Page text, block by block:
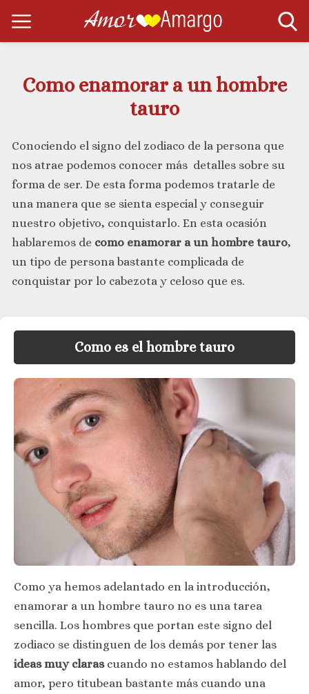
Como enamorar a un hombre
tauro
Conociendo el signo del zodiaco de la persona que
nos atrae podemos conocer más detalles sobre su
forma de ser. De esta forma podemos tratarle de
una manera que se sienta especial y conseguir
nuestro objetivo, conquistarlo. En esta ocasión
hablaremos de como enamorar a un hombre tauro,
un tipo de persona bastante complicada de
conquistar por lo cabezota y celoso que es.
Como es el hombre tauro
Como ya hemos adelantado en la introducción,
enamorar a un hombre tauro no es una tarea
sencilla. Los hombres que portan este signo del
zodiaco se distinguen de los demás por tener las
ideas muy clarascuando no estamos hablando del
amor, pero titubean bastante más cuando una